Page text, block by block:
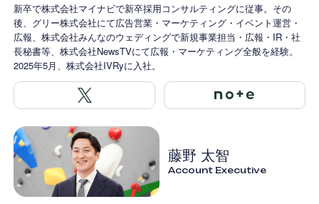
新卒で株式会社マイナビで新卒採用コンサルティングに従事。その
後、グリー株式会社にて広告営業・マーケティング・イベント運営・
広報、株式会社みんなのウェディングで新規事業担当・広報・IR・社
長秘書等、株式会社NewsTVにて広報・マーケティング全般を経験。
2025年5月、株式会社IVRyに入社。
藤野 太智
Account Executive